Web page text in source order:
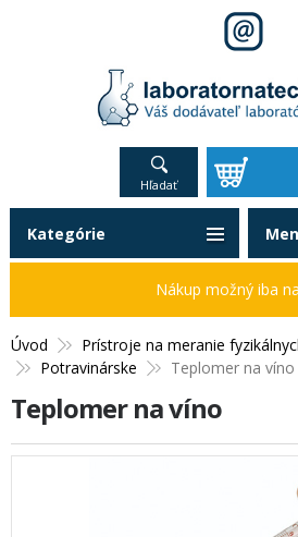
Hľadať
Úvod Prístroje na meranie
Potravinárske
Teplomer na víno
Teplomer na víno
Kategórie
Nákup možný iba